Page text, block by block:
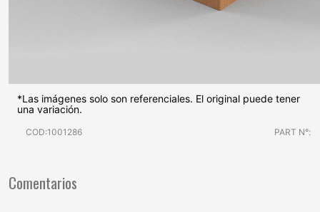
*Las imágenes solo son referenciales. El original puede tener
una variación.
COD:1001286 PART N°:
Comentarios